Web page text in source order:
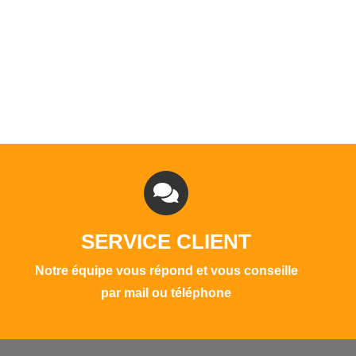
SERVICE CLIENT
Notre équipe vous répond et vous conseille
par mail ou téléphone